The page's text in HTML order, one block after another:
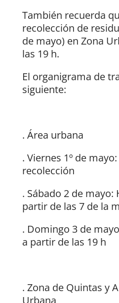
También recuerda
recolección de
de mayo) en Zona
las 19 h.
El organigrama de
siguiente:
. Área urbana
. Viernes 1º de
recolección
. Sábado 2 de mayo:
partir de las 7 de la
. Domingo 3 de
a partir de las 19 h
. Zona de Quintas y